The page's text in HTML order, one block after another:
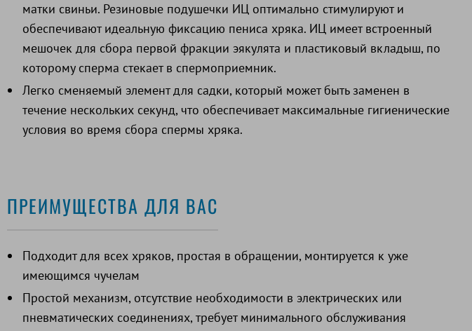
матки свиньи. Резиновые подушечки ИЦ оптимально стимулируют и
обеспечивают идеальную фиксацию пениса хряка. ИЦ имеет встроенный
мешочек для сбора первой фракции эякулята и пластиковый вкладыш, по
которому сперма стекает в спермоприемник.
Легко сменяемый элемент для садки, который может быть заменен в
течение нескольких секунд, что обеспечивает максимальные гигиенические
условия во время сбора спермы хряка.
ПРЕИМУЩЕСТВА ДЛЯ ВАС
Подходит для всех хряков, простая в обращении, монтируется к уже
имеющимся чучелам
Простой механизм, отсутствие необходимости в электрических или
пневматических соединениях, требует минимального обслуживания